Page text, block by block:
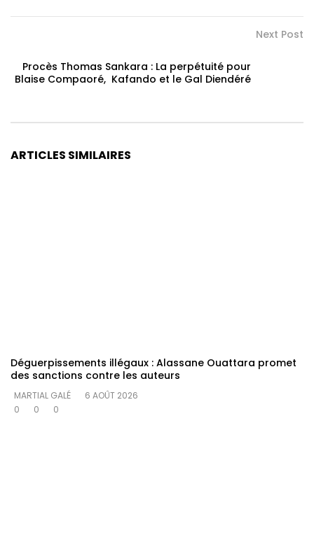
Next Post
Procès Thomas Sankara : La perpétuité pour
Blaise Compaoré, Kafando et le Gal Diendéré
ARTICLES SIMILAIRES
Déguerpissements illégaux : Alassane Ouattara promet
des sanctions contre les auteurs
MARTIAL GALÉ
6 AOÛT 2026
0
0 0